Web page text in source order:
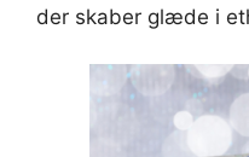
der skaber glæde i